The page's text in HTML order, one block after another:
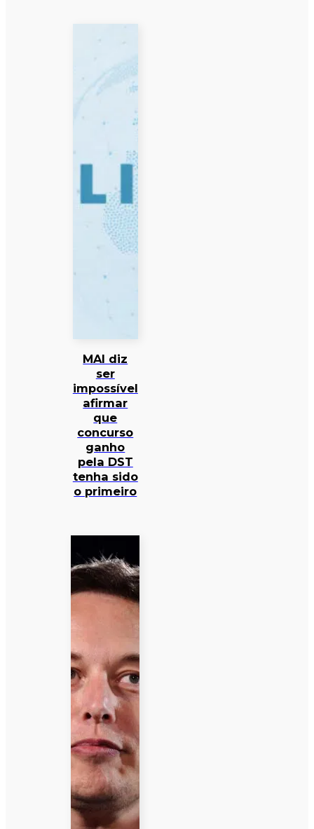
MAI diz
ser
impossível
afirmar
que
concurso
ganho
pela DST
tenha sido
o primeiro